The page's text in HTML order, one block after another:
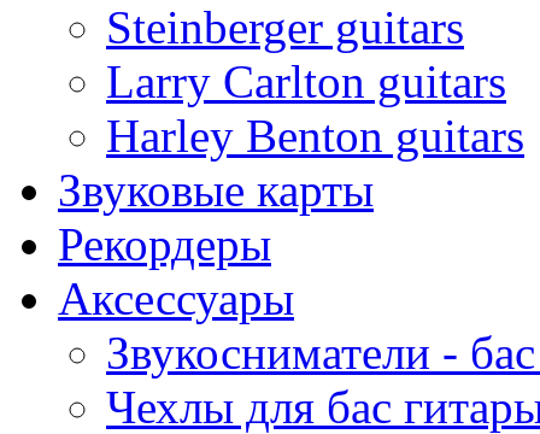
Steinberger guitars
Larry Carlton guitars
Harley Benton guitars
Звуковые карты
Рекордеры
Аксессуары
Звукосниматели -
Чехлы для бас